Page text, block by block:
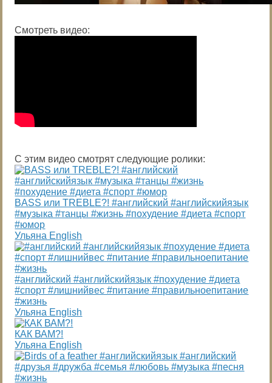
Смотреть видео:
С этим видео смотрят следующие ролики:
BASS или TREBLE?! #английский #английскийязык
#музыка #танцы #жизнь #похудение #диета #спорт
#юмор
Ульяна English
#английский #английскийязык #похудение #диета
#спорт #лишнийвес #питание #правильноепитание
#жизнь
Ульяна English
КАК ВАМ?!
Ульяна English